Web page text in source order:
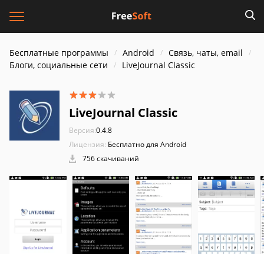
Бесплатные программы Android
Связь, чаты, email
Блоги, социальные сети
LiveJournal Classic
LiveJournal Classic
Версия:0.4.8
Лицензия: Бесплатно для Android
756 скачиваний